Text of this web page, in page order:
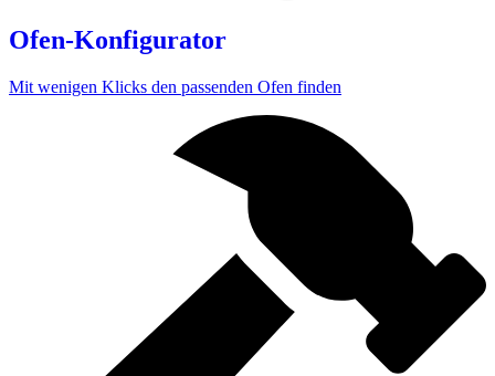
Ofen-Konfigurator
Mit wenigen Klicks den passenden Ofen finden